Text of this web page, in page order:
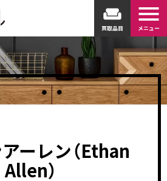
weekend
買取品目
menu
メニュー
ーレン（Ethan
Allen）